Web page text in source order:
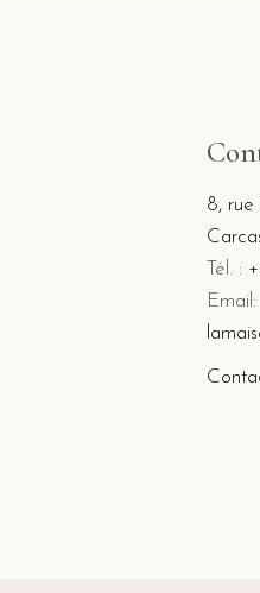
8, rue
Tél. :
Email: